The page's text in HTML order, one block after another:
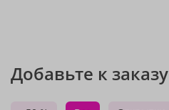
Добавьте к заказу